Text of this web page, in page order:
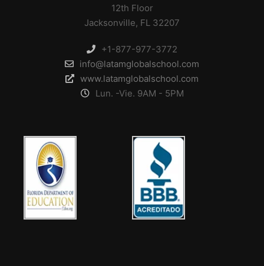
12th Floor
Jacksonville, FL 32207
+1-877-977-3772
info@latamglobalschool.com
www.latamglobalschool.com
Lun. -Vie. 9AM - 5PM